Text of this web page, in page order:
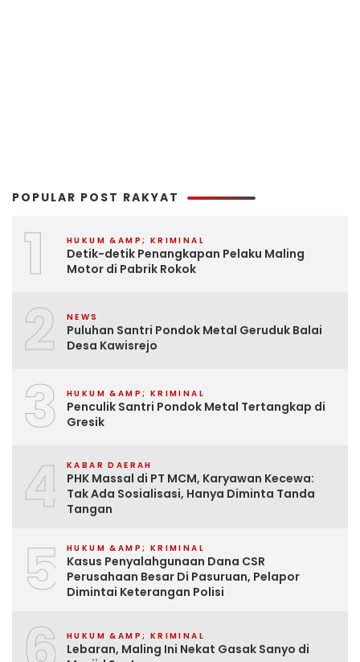
POPULAR POST RAKYAT
1 HUKUM &AMP; KRIMINAL
Detik-detik Penangkapan Pelaku Maling
Motor di Pabrik Rokok
2 NEWS
Puluhan Santri Pondok Metal Geruduk Balai
Desa Kawisrejo
3 HUKUM &AMP; KRIMINAL
Penculik Santri Pondok Metal Tertangkap di
Gresik
4 KABAR DAERAH
PHK Massal di PT MCM, Karyawan Kecewa:
Tak Ada Sosialisasi, Hanya Diminta Tanda
Tangan
5 HUKUM &AMP; KRIMINAL
Kasus Penyalahgunaan Dana CSR
Perusahaan Besar Di Pasuruan, Pelapor
Dimintai Keterangan Polisi
HUKUM &AMP; KRIMINAL
Lebaran, Maling Ini Nekat Gasak Sanyo di